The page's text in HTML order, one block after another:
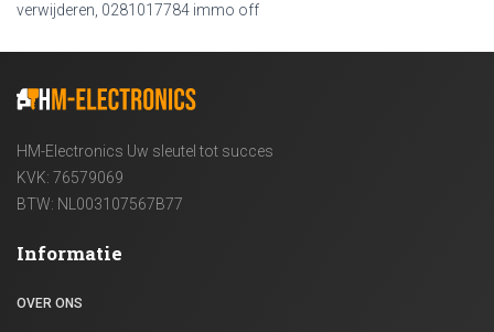
verwijderen, 0281017784 immo off
HM-Electronics Uw sleutel tot succes
KVK: 76579069
BTW: NL003107567B77
Informatie
OVER ONS